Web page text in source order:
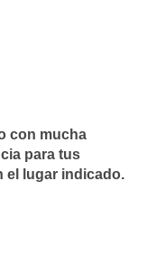
con mucha
para tus
el lugar indicado.